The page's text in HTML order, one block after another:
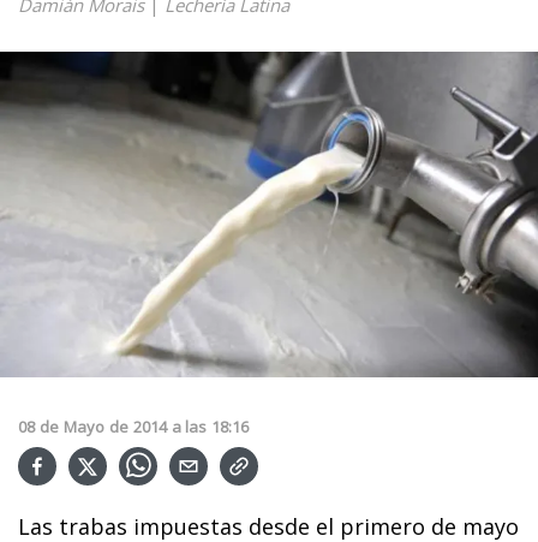
Damián Morais| Lechería Latina
08 de Mayo de 2014 a las 18:16
Las trabas impuestas desde el primero de mayo